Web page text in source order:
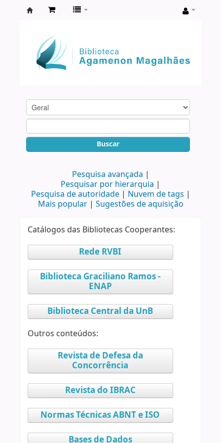
Agamenon
Magalhães
Buscar
Pesquisa avançada
Pesquisar por hierarquia
Pesquisa de autoridade
Nuvem de tags
Mais popular
Sugestões de aquisição
Catálogos das Bibliotecas Cooperantes:
Rede RVBI
Biblioteca Graciliano Ramos -
ENAP
Biblioteca Central da UnB
Outros conteúdos:
Revista de Defesa da
Concorrência
Revista do IBRAC
Normas Técnicas ABNT e ISO
Bases de Dados